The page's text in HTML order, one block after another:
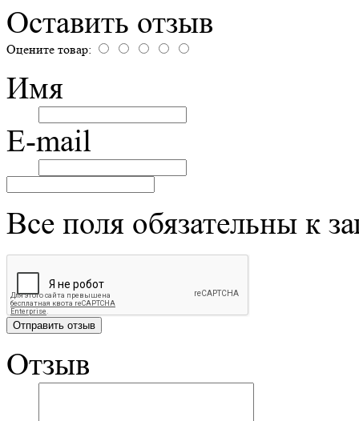
Оставить отзыв
Оцените товар:
Имя
E-mail
Все поля обязательны к
Отзыв